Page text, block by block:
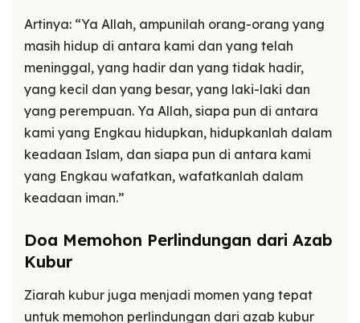
Artinya: “Ya Allah, ampunilah orang-orang yang
masih hidup di antara kami dan yang telah
meninggal, yang hadir dan yang tidak hadir,
yang kecil dan yang besar, yang laki-laki dan
yang perempuan. Ya Allah, siapa pun di antara
kami yang Engkau hidupkan, hidupkanlah dalam
keadaan Islam, dan siapa pun di antara kami
yang Engkau wafatkan, wafatkanlah dalam
keadaan iman.”
Doa Memohon Perlindungan dari Azab
Kubur
Ziarah kubur juga menjadi momen yang tepat
untuk memohon perlindungan dari azab kubur